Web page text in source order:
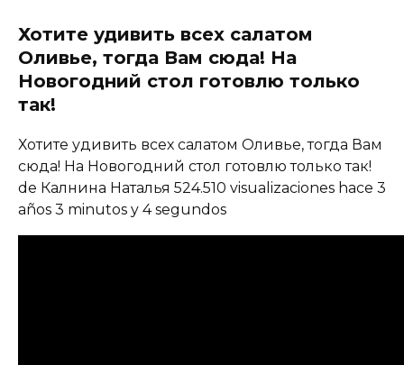
Хотите удивить всех салатом
Оливье, тогда Вам сюда! На
Новогодний стол готовлю только
так!
Хотите удивить всех салатом Оливье, тогда Вам
сюда! На Новогодний стол готовлю только так!
de Калнина Наталья 524.510 visualizaciones hace 3
años 3 minutos y 4 segundos